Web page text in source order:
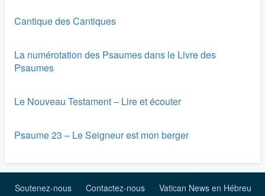
Cantique des Cantiques
La numérotation des Psaumes dans le Livre des
Psaumes
Le Nouveau Testament – Lire et écouter
Psaume 23 – Le Seigneur est mon berger
Soutenez-nous Contactez-nous
Vatican News en Hébreu